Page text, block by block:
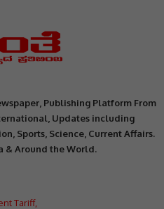
Publishing Platform From
Updates including
Sports, Science, Current Affairs.
& Around the World.
Tariff,